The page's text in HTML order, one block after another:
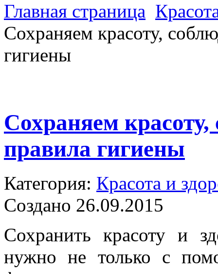
Главная страница
Сохраняем красоту,
гигиены
Сохраняем красоту,
правила гигиены
Категория: Красота и
Создано 26.09.2015
Сохранить красоту и
нужно не только с